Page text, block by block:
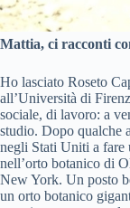
Mattia, ci racconti
Ho lasciato Roseto
all’Università di
sociale, di lavoro: a
studio. Dopo qualche
negli Stati Uniti a fare
nell’orto botanico di
New York. Un posto
un orto botanico